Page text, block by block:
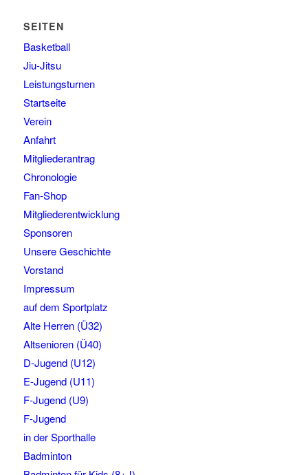
SEITEN
Basketball
Jiu-Jitsu
Leistungsturnen
Startseite
Verein
Anfahrt
Mitgliederantrag
Chronologie
Fan-Shop
Mitgliederentwicklung
Sponsoren
Unsere Geschichte
Vorstand
Impressum
auf dem Sportplatz
Alte Herren (Ü32)
Altsenioren (Ü40)
D-Jugend (U12)
E-Jugend (U11)
F-Jugend (U9)
F-Jugend
in der Sporthalle
Badminton